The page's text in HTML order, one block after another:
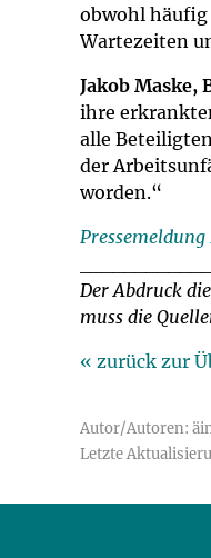
obwohl häufig
Wartezeiten
Jakob Maske,
ihre
alle
der
worden.“
Pressemeldung
Der Abdruck
muss die
« zurück zur
Autor/Autoren:
Letzte